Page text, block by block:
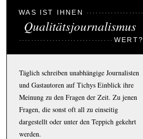
WAS IST IHNEN
Qualitätsjournalismus
WERT?
Täglich schreiben unabhängige Journalisten
und Gastautoren auf Tichys Einblick ihre
Meinung zu den Fragen der Zeit. Zu jenen
Fragen, die sonst oft all zu einseitig
dargestellt oder unter den Teppich gekehrt
werden.